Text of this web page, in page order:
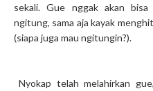
sekali. Gue nggak akan bisa
ngitung, sama aja kayak
(siapa juga mau ngitungin?).
Nyokap telah melahirkan